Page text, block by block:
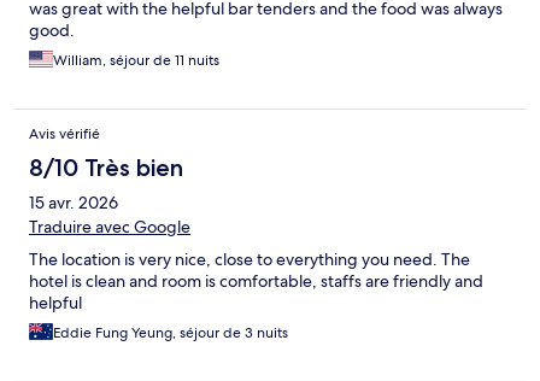
was great with the helpful bar tenders and the food was always
good.
William, séjour de 11 nuits
Avis vérifié
8/10 Très bien
15 avr. 2026
Traduire avec Google
The location is very nice, close to everything you need. The
hotel is clean and room is comfortable, staffs are friendly and
helpful
Eddie Fung Yeung, séjour de 3 nuits